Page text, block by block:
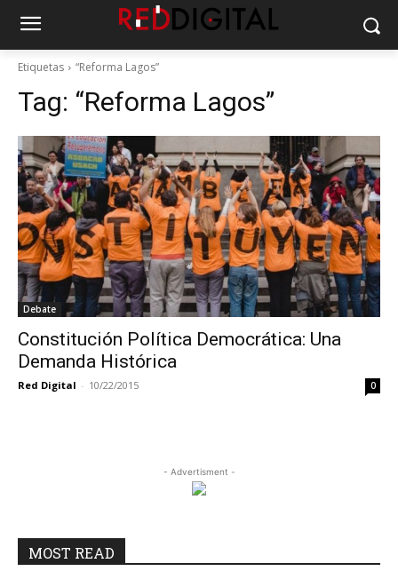
Etiquetas “Reforma Lagos”
Tag: “Reforma Lagos”
Debate
Constitución Política Democrática: Una
Demanda Histórica
Red Digital - 10/22/2015 0
- Advertisment -
MOST READ